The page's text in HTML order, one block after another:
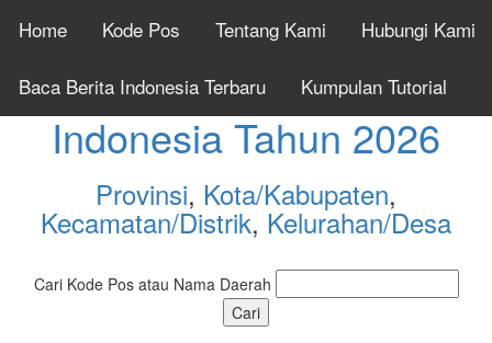
Home Kode Pos Tentang Kami Hubungi Kami
Baca Berita Indonesia Terbaru Kumpulan Tutorial
Cek Kode Pos Seluruh
Indonesia Tahun 2026
Provinsi, Kota/Kabupaten,
Kecamatan/Distrik, Kelurahan/Desa
Cari Kode Pos atau Nama Daerah